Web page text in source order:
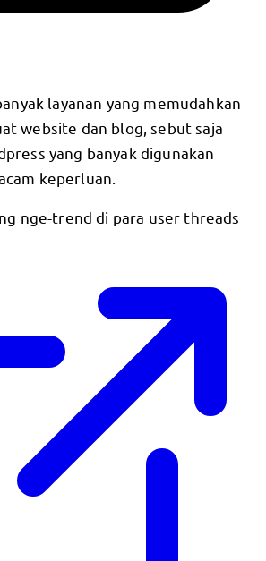
layanan yang memudahkan
website dan blog, sebut saja
yang banyak digunakan
keperluan.
nge-trend di para user threads